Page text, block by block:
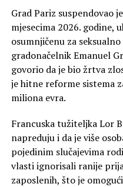
Grad Pariz suspendovao
mjesecima 2026. godine,
osumnjičenu za
gradonačelnik Emanuel
govorio da je bio žrtva
je hitne reforme sistema
miliona evra.
Francuska tužiteljka Lor
napreduju i da je više
pojedinim slučajevima
vlasti ignorisali ranije
zaposlenih, što je